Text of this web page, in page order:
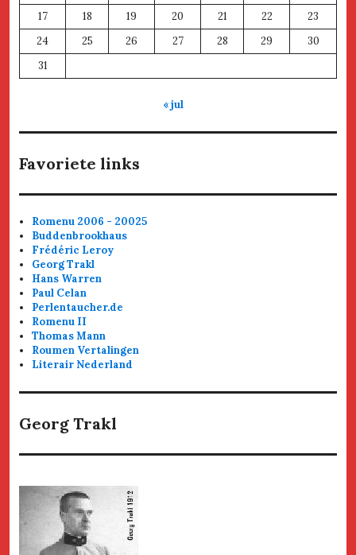
17
18 19 20 21 22
23
24
25 26 27 28 29
30
31
« jul
Favoriete links
Romenu 2006 - 20025
Buddenbrookhaus
Frédéric Leroy
Georg Trakl
Hans Warren
Paul Celan
Perlentaucher.de
Romenu II
Thomas Mann
Roumen Vertalingen
Literair Nederland
Georg Trakl